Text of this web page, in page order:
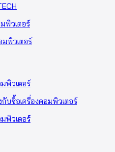
พิวเตอร์
มพิวเตอร์
พิวเตอร์
กับซื้อเครื่องคอมพิวเตอร์
มพิวเตอร์